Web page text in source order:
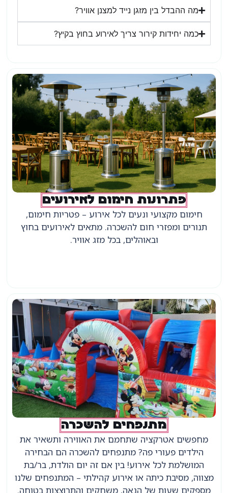
מה ההבדל בין מזגן נייד למצנן אוויר?
כמה יחידות קירור צריך לאירוע בחוץ בקיץ?
פתרונות חימום לאירועים
חימום מקצועי ונעים לכל אירוע – פטריות חימום,
תנורים ומפזרי חום להשכרה. מתאים לאירועים בחוץ
ובאוהלים, בכל מזג אוויר.
מתנפחים להשכרה
מחפשים אטרקציה שתחמם את האווירה ותשאיר את
הילדים פעורי פה? מתנפחים להשכרה הם הבחירה
המושלמת לכל אירוע! בין אם זה יום הולדת, בר/בת
מצווה, מסיבת כיתה או אירוע קהילתי – המתנפחים שלנו
מספקים שעות של הנאה, משחקים והתרוצצות בטוחה.